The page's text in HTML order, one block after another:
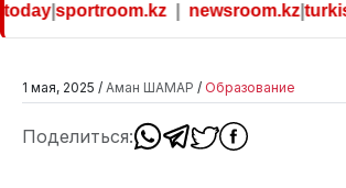
|sportroom.kz| newsroom.kz|
1 мая, 2025 / Аман ШАМАР / Образование
Поделиться: